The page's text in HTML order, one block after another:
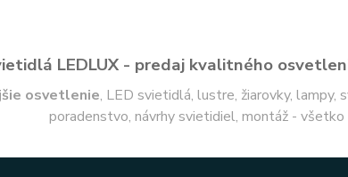
LEDLUX - predaj kvalitného
osvetlenie, LED svietidlá, lustre, žiarovky, lampy,
poradenstvo, návrhy svietidiel, montáž -